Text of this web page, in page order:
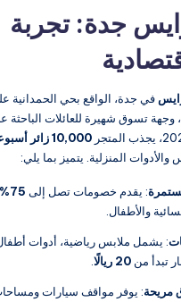
جدة: تجربة
في جدة، الواقع بحي الحمدانية
تسوق شهيرة للعائلات الباحثة
10,000 زائر أسبوعيًا
المنزلية. يتميز بما يلي:
: يقدم خصومات تصل إلى 75%
والأطفال.
: يشمل ملابس رياضية، أدوات
تبدأ من 20 ريالًا
مريحة: يوفر مواقف سيارات